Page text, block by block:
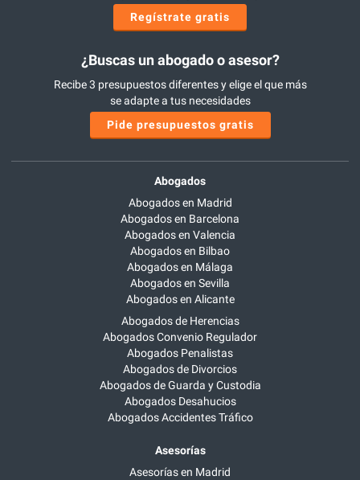
Regístrate gratis
¿Buscas un abogado o asesor?
Recibe 3 presupuestos diferentes y elige el que más
se adapte a tus necesidades
Pide presupuestos gratis
Abogados
Abogados en Madrid
Abogados en Barcelona
Abogados en Valencia
Abogados en Bilbao
Abogados en Málaga
Abogados en Sevilla
Abogados en Alicante
Abogados de Herencias
Abogados Convenio Regulador
Abogados Penalistas
Abogados de Divorcios
Abogados de Guarda y Custodia
Abogados Desahucios
Abogados Accidentes Tráfico
Asesorías
Asesorías en Madrid